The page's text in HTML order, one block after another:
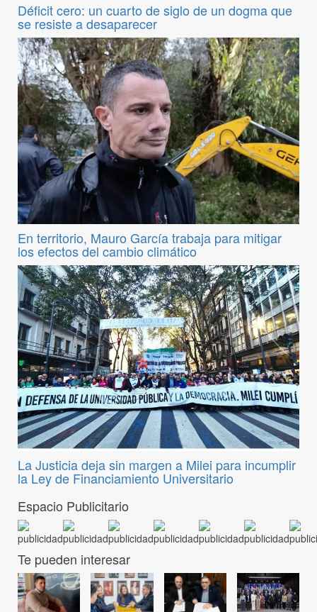
Déficit cero: un cuarto de siglo de un dogma que
se resiste a desaparecer
En territorio, Mauro García trabaja para mitigar
los efectos del cambio climático
La Justicia deja sin margen a Milei para incumplir
la Ley de Financiamiento Universitario
Espacio Publicitario
Te pueden interesar